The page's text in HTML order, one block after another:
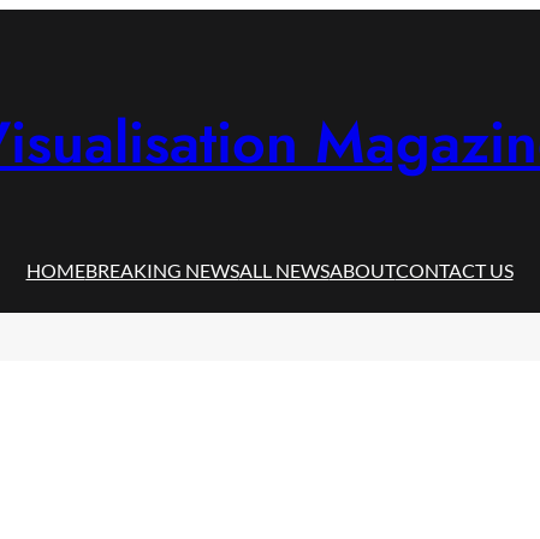
HOMEBREAKING NEWSALL NEWSABOUTCONTACT US